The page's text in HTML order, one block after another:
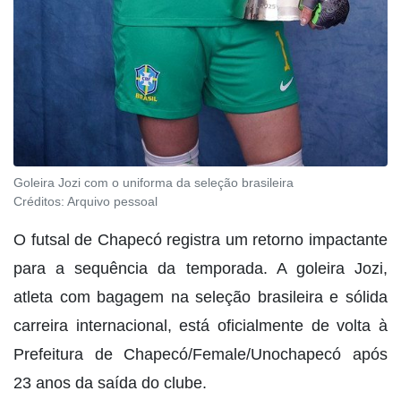
Goleira Jozi com o uniforma da seleção brasileira
Créditos: Arquivo pessoal
O futsal de Chapecó registra um retorno impactante
para a sequência da temporada. A goleira Jozi,
atleta com bagagem na seleção brasileira e sólida
carreira internacional, está oficialmente de volta à
Prefeitura de Chapecó/Female/Unochapecó após
23 anos da saída do clube.